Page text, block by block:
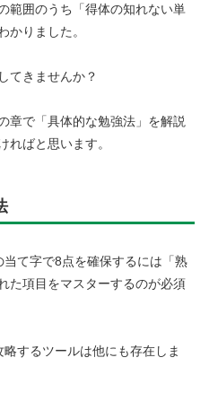
範囲のうち「得体の知れない単
かりました。
てきませんか？
で「具体的な勉強法」を解説
ればと思います。
て字で8点を確保するには「熟
た項目をマスターするのが必須
するツールは他にも存在しま